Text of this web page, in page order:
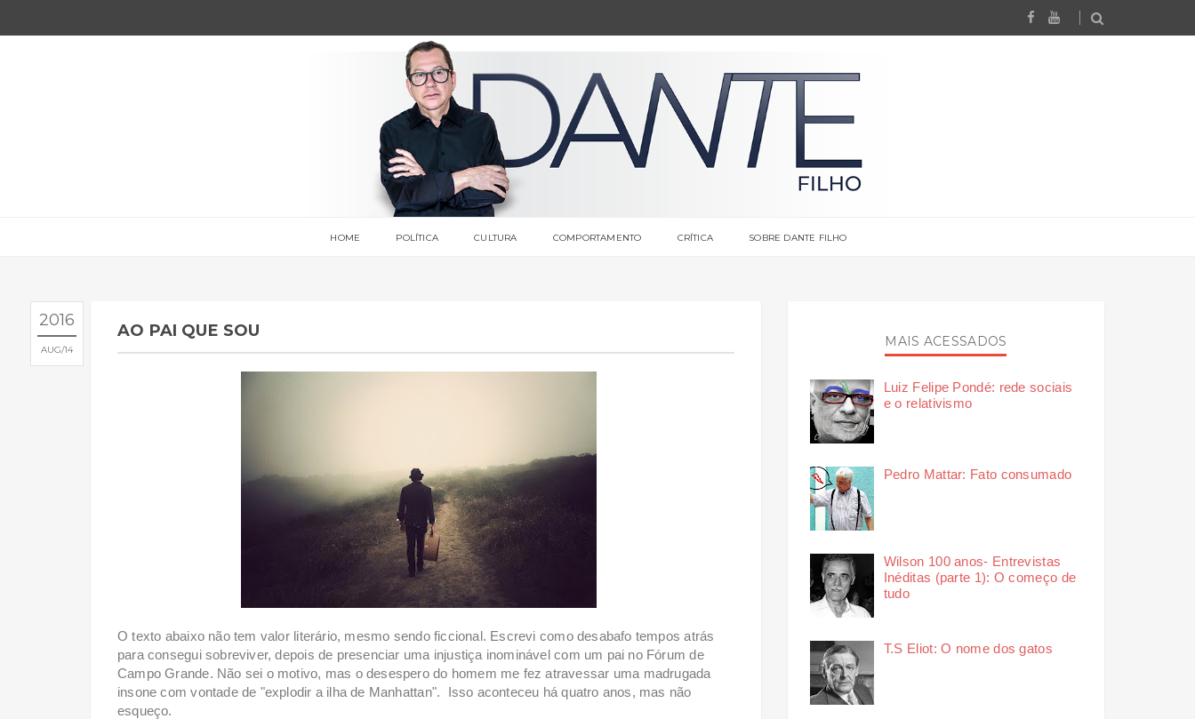
HOME POLÍTICA CULTURA COMPORTAMENTO CRÍTICA SOBRE DANTE FILHO
2016
AUG 14
AO PAI QUE SOU
O texto abaixo não tem valor literário, mesmo sendo ficcional. Escrevi como desabafo tempos atrás
para consegui sobreviver, depois de presenciar uma injustiça inominável com um pai no Fórum de
Campo Grande. Não sei o motivo, mas o desespero do homem me fez atravessar uma madrugada
insone com vontade de "explodir a ilha de Manhattan". Isso aconteceu há quatro anos, mas não
esqueço.
MAIS ACESSADOS
Luiz Felipe Pondé: rede sociais
e o relativismo
Pedro Mattar: Fato consumado
Wilson 100 anos- Entrevistas
Inéditas (parte 1): O começo de
tudo
T.S Eliot: O nome dos gatos